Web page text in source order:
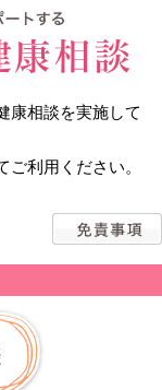
康相談を実施して
利用ください。